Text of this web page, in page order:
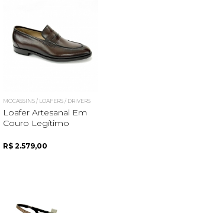
MOCASSINS / LOAFERS / DRIVERS
Loafer Artesanal Em
Couro Legítimo
R$ 2.579,00